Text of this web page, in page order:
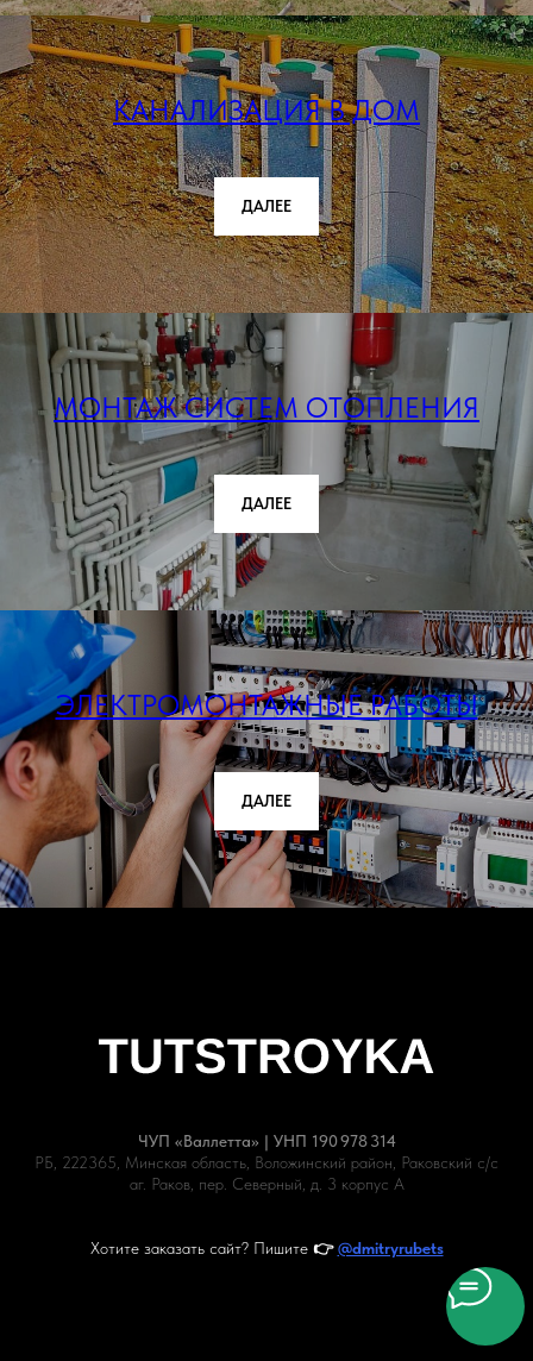
КАНАЛИЗАЦИЯ В ДОМ
ДАЛЕЕ
МОНТАЖ СИСТЕМ ОТОПЛЕНИЯ
ДАЛЕЕ
ЭЛЕКТРОМОНТАЖНЫЕ РАБОТЫ
ДАЛЕЕ
ЧУП «Валлетта» | УНП 190 978 314
РБ, 222365, Минская область, Воложинский район, Раковский с/с
аг. Раков, пер. Северный, д. 3 корпус А
Хотите заказать сайт? Пишите 👉@dmitryrubets